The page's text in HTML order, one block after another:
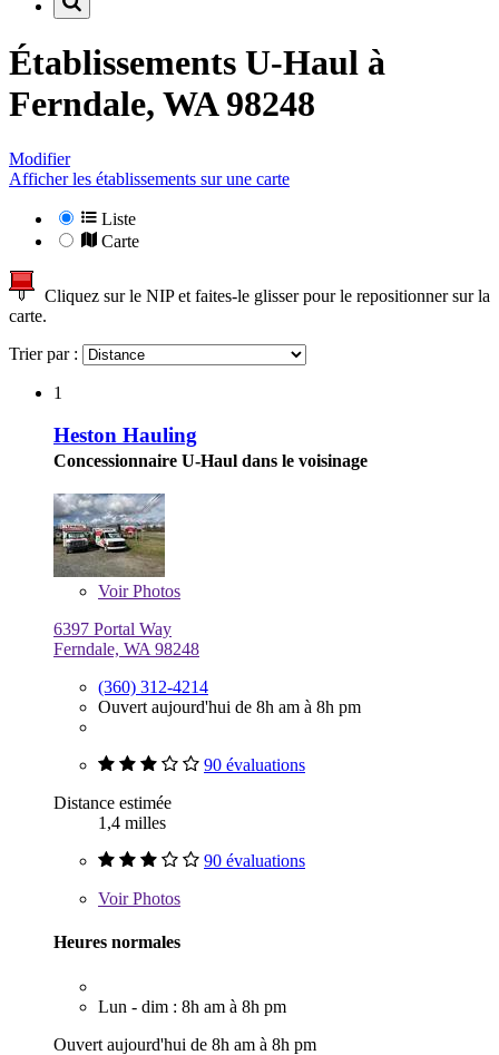
Établissements U-Haul à
Ferndale, WA 98248
Modifier
Afficher les établissements sur une carte
Liste
Carte
Cliquez sur le NIP et faites-le glisser pour le repositionner sur la
carte.
Trier par :
1
Heston Hauling
Concessionnaire U-Haul dans le voisinage
VoirPhotos
6397 Portal Way
Ferndale, WA 98248
(360) 312-4214
Ouvert aujourd'hui de 8h am à 8h pm
90 évaluations
Distance estimée
1,4 milles
90 évaluations
VoirPhotos
Heures normales
Lun - dim : 8h am à 8h pm
Ouvert aujourd'hui de 8h am à 8h pm